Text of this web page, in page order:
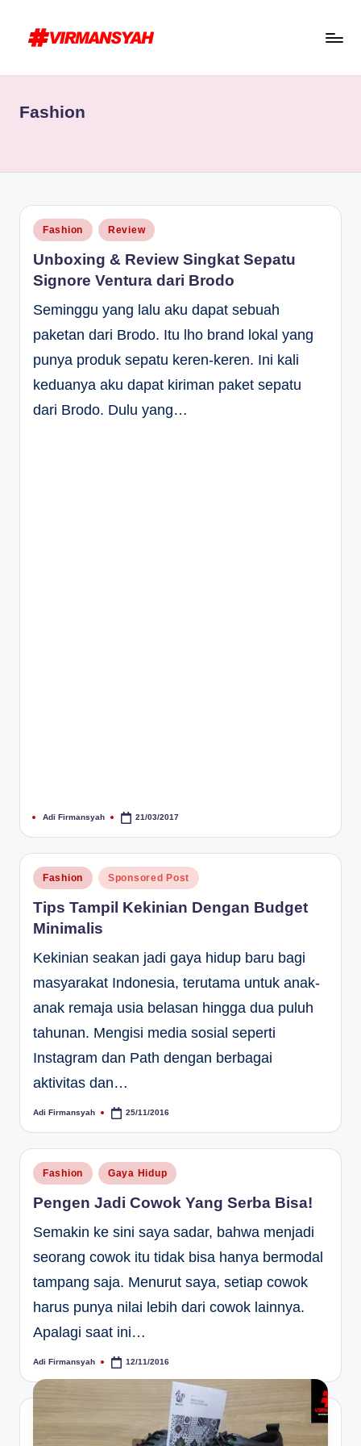
R
A
N
S
Y
A
H
//
for
Fashion
Posted
in
Fashion Review
Unboxing & Review Singkat Sepatu
Signore Ventura dari Brodo
Seminggu yang lalu aku dapat sebuah
paketan dari Brodo. Itu lho brand lokal yang
punya produk sepatu keren-keren. Ini kali
keduanya aku dapat kiriman paket sepatu
dari Brodo. Dulu yang…
Posted
Adi Firmansyah 21/03/2017
Posted
in
Fashion Sponsored Post
Tips Tampil Kekinian Dengan Budget
Minimalis
Kekinian seakan jadi gaya hidup baru bagi
masyarakat Indonesia, terutama untuk anak-
anak remaja usia belasan hingga dua puluh
tahunan. Mengisi media sosial seperti
Instagram dan Path dengan berbagai
aktivitas dan…
Posted
Adi Firmansyah 25/11/2016
Posted
in
Fashion Gaya Hidup
Pengen Jadi Cowok Yang Serba Bisa!
Semakin ke sini saya sadar, bahwa menjadi
seorang cowok itu tidak bisa hanya bermodal
tampang saja. Menurut saya, setiap cowok
harus punya nilai lebih dari cowok lainnya.
Apalagi saat ini…
Posted
Adi Firmansyah 12/11/2016